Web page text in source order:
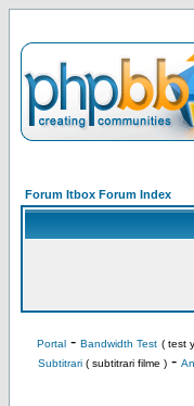
Forum Itbox Forum Index
Portal- Bandwidth Test ( test
Subtitrari( subtitrari filme )-